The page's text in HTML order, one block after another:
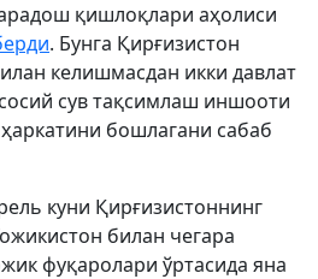
қишлоқлари аҳолиси
. Бунга Қирғизистон
келишмасдан икки давлат
сув тақсимлаш иншооти
бошлагани сабаб
куни Қирғизистоннинг
билан чегара
фуқаролари ўртасида яна